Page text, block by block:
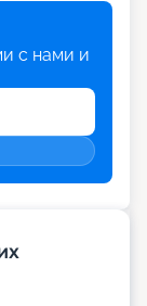
с нами и